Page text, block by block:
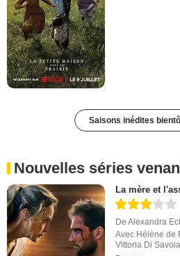
Saisons inédites
Nouvelles séries
La mère et
DeAlexandra
Avec Hélène de
Vittoria Di Savoia